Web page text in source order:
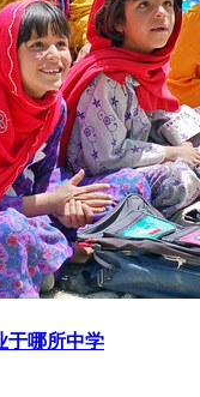
于哪所中学